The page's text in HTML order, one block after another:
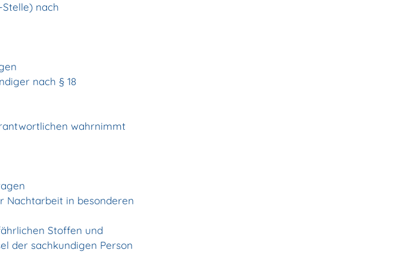
nach
nach § 18
wahrnimmt
Nachtarbeit in besonderen
Stoffen und
der sachkundigen Person